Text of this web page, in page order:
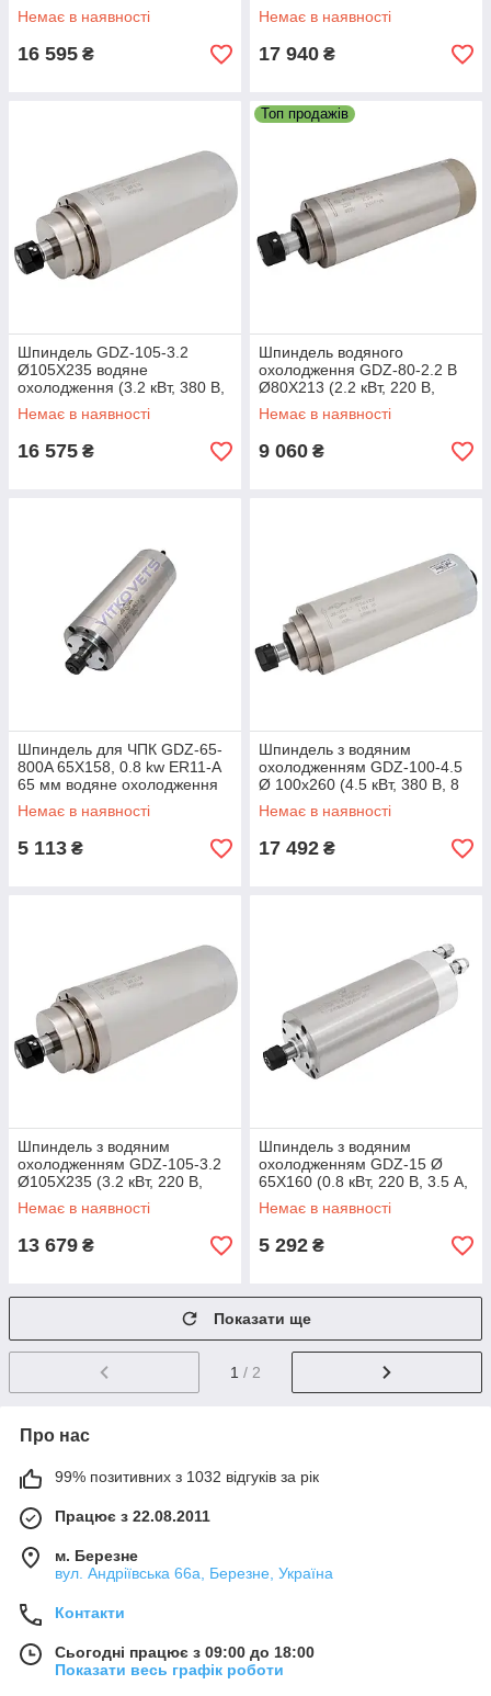
Немає в наявності
16 595 ₴
Немає в наявності
17 940 ₴
Шпиндель GDZ-105-3.2
Ø105Х235 водяне
охолодження (3.2 кВт, 380 В,
ER20)
Немає в наявності
16 575 ₴
Топ продажів
Шпиндель водяного
охолодження GDZ-80-2.2 B
Ø80Х213 (2.2 кВт, 220 В,
ER20)
Немає в наявності
9 060 ₴
Шпиндель для ЧПК GDZ-65-
800A 65X158, 0.8 kw ER11-A
65 мм водяне охолодження
Немає в наявності
5 113 ₴
Шпиндель з водяним
охолодженням GDZ-100-4.5
Ø 100х260 (4.5 кВт, 380 В, 8
А, ER20) для фрезерного
верстата з ЧПК
Немає в наявності
17 492 ₴
Шпиндель з водяним
охолодженням GDZ-105-3.2
Ø105Х235 (3.2 кВт, 220 В,
11.5 А, ER20) для
фрезерного верстата з ЧПК
Немає в наявності
13 679 ₴
Шпиндель з водяним
охолодженням GDZ-15 Ø
65X160 (0.8 кВт, 220 В, 3.5 А,
ER11) для фрезерного
верстата з ЧПК
Немає в наявності
5 292 ₴
Показати ще
1 / 2
Про нас
99% позитивних з 1032 відгуків за рік
Працює з 22.08.2011
м. Березне
вул. Андріївська 66а, Березне, Україна
Контакти
Сьогодні працює з 09:00 до 18:00
Показати весь графік роботи